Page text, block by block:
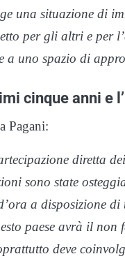
una situazione di
per gli altri e per
a uno spazio di
cinque anni e
Pagani:
diretta
sono state
a disposizione
paese avrà il
deve